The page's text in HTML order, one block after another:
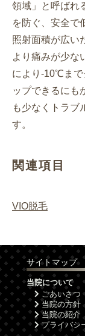
領域」と呼ばれ
を防ぐ、安全で
照射面積が広い
より痛みが少な
により-10℃まで
ップできるにも
も少なくトラブ
す。
関連項目
VIO脱毛
サイトマップ
当院について
ごあいさつ
当院の方針
当院の紹介
プライバシ